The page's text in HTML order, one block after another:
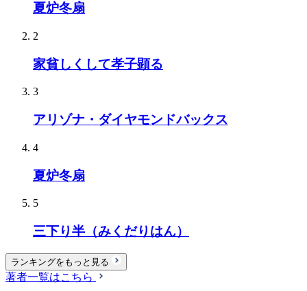
夏炉冬扇
2
家貧しくして孝子顕る
3
アリゾナ・ダイヤモンドバックス
4
夏炉冬扇
5
三下り半（みくだりはん）
ランキングをもっと見る
著者一覧はこちら